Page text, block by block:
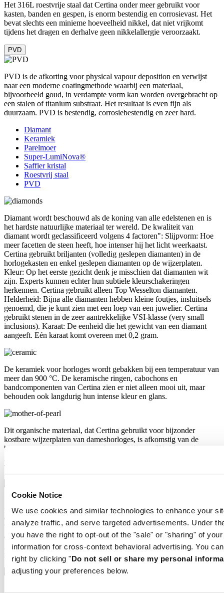
Cookie Notice
We use cookies and similar technologies to enhance your
analyze traffic, and serve targeted advertisements. Under
you have the right to opt-out of the "sale" or "sharing" of
information for cross-context behavioral advertising. You
right by clicking "Do not sell or share my personal
adjusting your preferences below.
Het 316L roestvrije staal dat Certina onder meer gebruikt voor
kasten, banden en gespen, is enorm bestendig en corrosievast. Het
bevat slechts een minieme hoeveelheid nikkel, dat niet vrijkomt
tijdens het dragen en derhalve geen nikkelallergie veroorzaakt.
PVD
PVD is de afkorting voor physical vapour deposition en verwijst
naar een moderne coatingmethode waarbij een materiaal,
bijvoorbeeld goud, in verdampte vorm kan worden overgebracht op
een stalen of titanium substraat. Het resultaat is even fijn als
duurzaam. PVD is bestendig, corrosiebestendig en zeer hard.
Diamant
Keramiek
Parelmoer
Super-LumiNova®
Saffier kristal
Roestvrij staal
PVD
Diamant wordt beschouwd als de koning van alle edelstenen en is
het hardste natuurlijke materiaal ter wereld. De kwaliteit van
diamant wordt geclassificeerd volgens 4 factoren": Slijpvorm: Hoe
meer facetten de steen heeft, hoe intenser hij het licht weerkaatst.
Certina gebruikt briljanten (volledig geslepen diamanten) in de
horlogekasten en enkel geslepen diamanten op de wijzerplaten.
Kleur: Op het eerste gezicht denk je misschien dat diamanten wit
zijn. Experts kunnen echter hun subtiele kleurschakeringen
herkennen. Certina gebruikt alleen Top Wesselton diamanten.
Helderheid: Bijna alle diamanten hebben kleine foutjes, insluitsels
genoemd, die je kunt zien met een loep van een juwelier. Certina
gebruikt stenen in de zeer aantrekkelijke VSI-klasse (very small
inclusions). Karaat: De eenheid die het gewicht van een diamant
aangeeft. Eén karaat komt overeen met 0,2 gram.
De keramiek voor horloges wordt gebakken bij een temperatuur van
meer dan 900 °C. De keramische ringen, cabochons en
bandcomponenten van Certina zien er niet alleen mooi uit, maar
behouden ook langdurig hun intense kleur en glans.
Dit organische materiaal, dat Certina gebruikt voor bijzonder
kostbare wijzerplaten van dameshorloges, is afkomstig van de
binnenste schelplaag van sommige weekdieren. Het iriserende,
verwerkt, wat het nog waardevoller maakt.
Super-LumiNova® (SLN) is een lichtgevend materiaal met
fosforescerende eigenschappen. In het donker straalt het door
Certina gebruikte SLN type BG W9 het opgeslagen licht uit als een
blauwe glinstering. SLN is op geen enkele manier schadelijk voor
de gezondheid en wordt gebruikt in coatings op wijzers, indexen en
glasranden. Het verliest geleidelijk zijn fosforescentie in het donker,
maar krijgt deze automatisch terug bij licht.